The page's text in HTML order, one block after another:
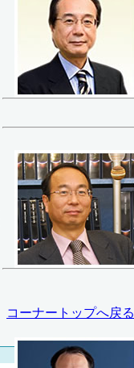
コーナートップへ戻る